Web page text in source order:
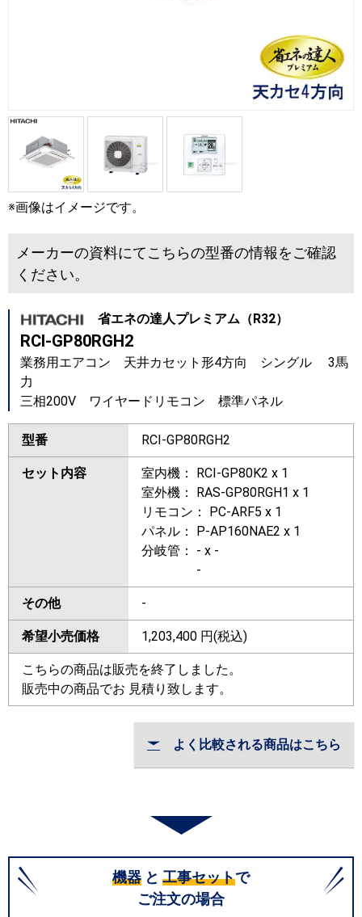
※画像はイメージです。
メーカーの資料にてこちらの型番の情報をご確認
ください。
省エネの達人プレミアム（R32）
RCI-GP80RGH2
業務用エアコン 天井カセット形4方向 シングル 3馬
力
三相200V ワイヤードリモコン 標準パネル
型番 RCI-GP80RGH2
セット内容
室内機： RCI-GP80K2 x 1
室外機： RAS-GP80RGH1 x 1
リモコン： PC-ARF5 x 1
パネル： P-AP160NAE2 x 1
分岐管： - x -
-
その他 -
希望小売価格 1,203,400 円(税込)
こちらの商品は販売を終了しました。
販売中の商品でお 見積り致します。
よく比較される商品はこちら
機器 と 工事セットで
ご注文の場合